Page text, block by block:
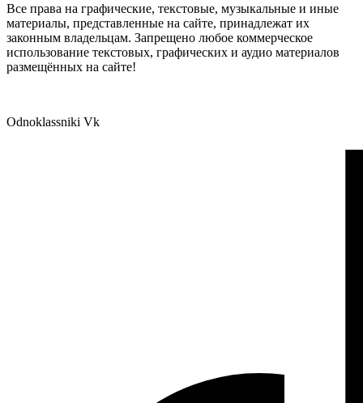
Все права на графические, текстовые, музыкальные и иные
материалы, представленные на сайте, принадлежат их
законным владельцам. Запрещено любое коммерческое
использование текстовых, графических и аудио материалов
размещённых на сайте!
Odnoklassniki Vk